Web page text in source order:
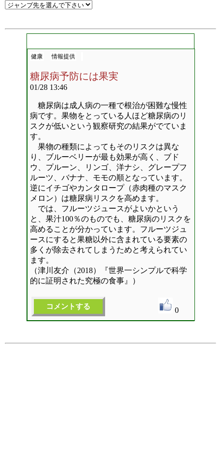
健康 情報提供
糖尿病予防には果実
01/28 13:46
糖尿病は成人病の一種で根治が困難な慢性
病です。果物をとっている人ほど糖尿病のリ
スクが低いという観察研究の結果がでていま
す。
果物の種類によってもそのリスクは異な
り、ブルーベリーが最も効果が高く、ブド
ウ、プルーン、リンゴ、洋ナシ、グレープフ
ルーツ、バナナ、モモの順となっています。
逆にイチゴやカンタロープ（赤肉種のマスク
メロン）は糖尿病リスクを高めます。
では、フルーツジュースがよいかという
と、果汁100％のものでも、糖尿病のリスクを
高めることが分かっています。フルーツジュ
ースにすると果糖以外に含まれている要素の
多くが除去されてしまうためと考えられてい
ます。
（津川友介（2018）『世界一シンプルで科学
的に証明された究極の食事』）
0